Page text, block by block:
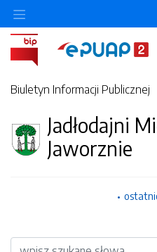
Biuletyn Informacji Publicznej
Jadłodajni
Jaworznie
Wyszukiwarka